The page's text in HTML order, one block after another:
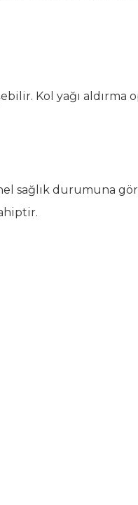
Kol yağı aldırma
sağlık durumuna